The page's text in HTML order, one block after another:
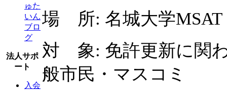
ゅた
いん
ブロ
グ
法人サポ
ート
入会
場 所: 名城大学MSAT
対 象: 免許更新に関
般市民・マスコミ